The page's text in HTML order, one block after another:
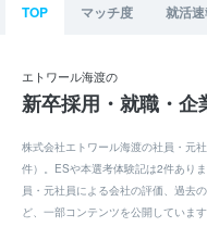
TOP マッチ度 就活
エトワール海渡の
新卒採用・就職・企
株式会社エトワール海渡の社員・元
件）。ESや本選考体験記は2件あり
員・元社員による会社の評価、過去
ど、一部コンテンツを公開していま